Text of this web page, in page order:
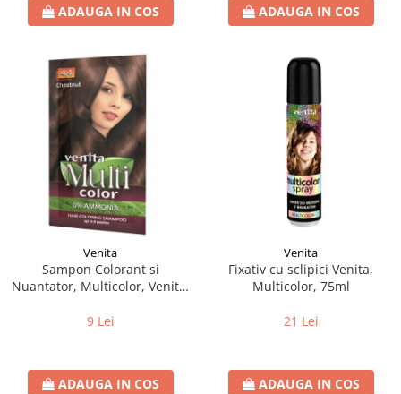
ADAUGA IN COS ADAUGA IN COS
Venita
Sampon Colorant si
Nuantator, Multicolor, Venita,
9 Lei
ADAUGA IN COS
Venita
Fixativ cu sclipici Venita,
Multicolor, 75ml
21 Lei
ADAUGA IN COS